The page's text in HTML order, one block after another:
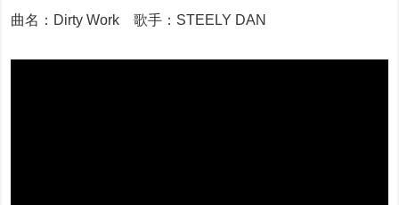
曲名：Dirty Work 歌手：STEELY DAN